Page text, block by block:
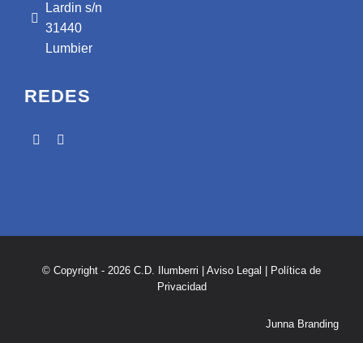
Lardin s/n
31440
Lumbier
REDES
© Copyright - 2026 C.D. Ilumberri | Aviso Legal
Política de
Privacidad
Junna Branding